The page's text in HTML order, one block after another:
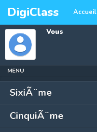
DigiClass Accueil
Vous
MENU
SixiÃ¨me
CinquiÃ¨me